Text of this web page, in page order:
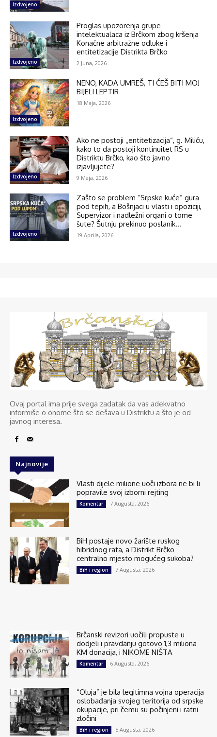
Izdvojeno
Izdvojeno
Proglas upozorenja grupe
intelektualaca iz Brčkom zbog kršenja
Konačne arbitražne odluke i
entitetizacije Distrikta Brčko
2 Juna, 2026
Izdvojeno
NENO, KADA UMREŠ, TI ĆEŠ BITI MOJ
BIJELI LEPTIR
18 Maja, 2026
Izdvojeno
Ako ne postoji „entitetizacija“, g. Miliću,
kako to da postoji kontinuitet RS u
Distriktu Brčko, kao što javno
izjavljujete?
9 Maja, 2026
Izdvojeno
Zašto se problem “Srpske kuće” gura
pod tepih, a Bošnjaci u vlasti i opoziciji,
Supervizor i nadležni organi o tome
šute? Šutnju prekinuo poslanik...
19 Aprila, 2026
Ovaj portal ima prije svega zadatak da vas adekvatno
informiše o onome što se dešava u Distriktu a što je od
javnog interesa.
Najnovije
Vlasti dijele milione uoči izbora ne bi li
popravile svoj izborni rejting
Komentar 7 Augusta, 2026
BiH postaje novo žarište ruskog
hibridnog rata, a Distrikt Brčko
centralno mjesto mogućeg sukoba?
BiH i region 7 Augusta, 2026
Brčanski revizori uočili propuste u
dodjeli i pravdanju gotovo 1,3 miliona
KM donacija, i NIKOME NIŠTA
Komentar 6 Augusta, 2026
“Oluja” je bila legitimna vojna operacija
oslobađanja svojeg teritorija od srpske
okupacije, pri čemu su počinjeni i ratni
zločini
BiH i region 5 Augusta, 2026